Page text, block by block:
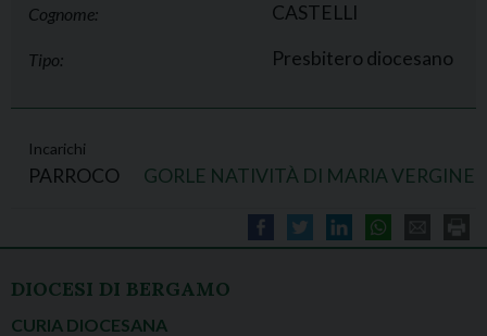
Cognome: CASTELLI
Tipo: Presbitero diocesano
Incarichi
PARROCO GORLE NATIVITÀ DI MARIA VERGINE
DIOCESI DI BERGAMO
CURIA DIOCESANA